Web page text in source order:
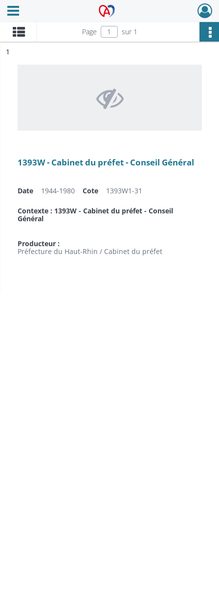
Archives Alsace - Colmar
Ouvrir le menu déroulant
Page sur 1
n°
1
1393W - Cabinet du préfet - Conseil Général
Date 1944-1980 Cote 1393W1-31
Contexte : 1393W - Cabinet du préfet - Conseil
Général
Producteur :
Préfecture du Haut-Rhin / Cabinet du préfet